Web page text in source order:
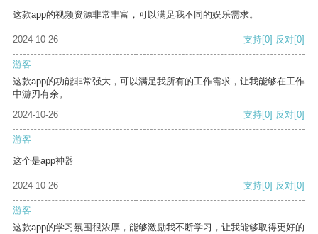
这款app的视频资源非常丰富，可以满足我不同的娱乐需求。
2024-10-26 支持[0] 反对[0]
游客
这款app的功能非常强大，可以满足我所有的工作需求，让我能够在工作
中游刃有余。
2024-10-26
支持[0] 反对[0]
游客
这个是app神器
2024-10-26 支持[0] 反对[0]
游客
这款app的学习氛围很浓厚，能够激励我不断学习，让我能够取得更好的